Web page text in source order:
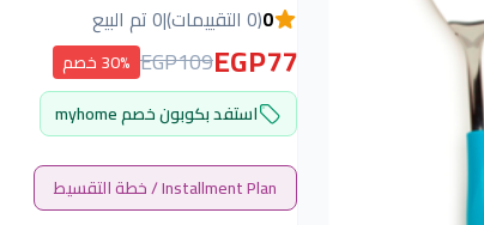
0(0 التقييمات) |0 تم البيع
EGP77
EGP109 30% خصم
استفد بكوبون خصم myhome
Installment Plan / خطة التقسيط